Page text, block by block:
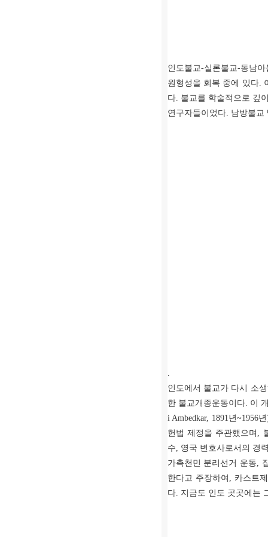
인도불교-실론불교-동남아
원형성을 회복 중에 있다.
다. 불교를 학술적으로 깊
연구자들이었다. 남방불교
.
인도에서 불교가 다시 소
한 불교개종운동이다. 이
i Ambedkar, 1891년~1956년
헌법 제정을 주관했으며 ,
수, 영국 변호사로서의 경
가촉천민 분리선거 운동,
한다고 주장하여 , 카스트
다. 지금도 인도 곳곳에는